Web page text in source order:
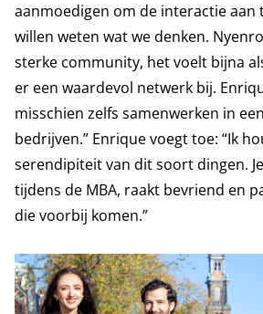
aanmoedigen om de interactie aan
willen weten wat we denken.
sterke community, het voelt bijna
er een waardevol netwerk bij.
misschien zelfs samenwerken in
bedrijven.” Enrique voegt toe: “Ik
serendipiteit van dit soort dingen.
tijdens de MBA, raakt bevriend en
die voorbij komen.”